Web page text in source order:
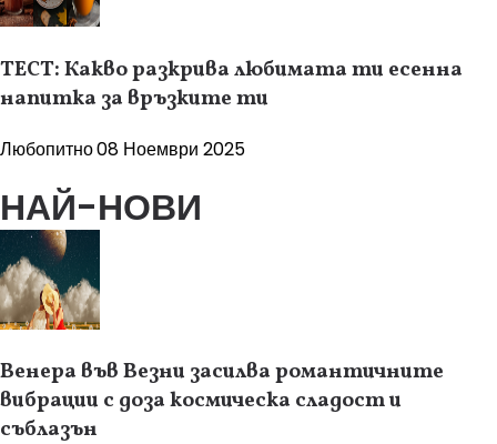
ТЕСТ: Какво разкрива любимата ти есенна
напитка за връзките ти
Любопитно08 Ноември 2025
НАЙ-НОВИ
Венера във Везни засилва романтичните
вибрации с доза космическа сладост и
съблазън